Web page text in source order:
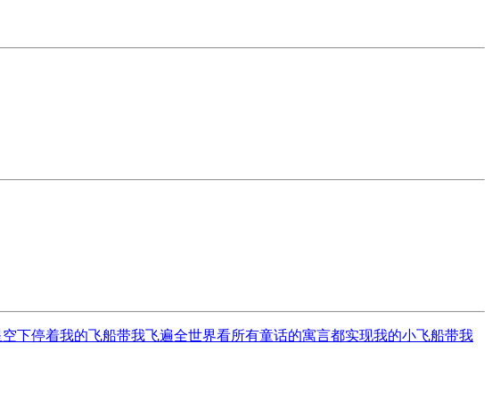
下停着我的飞船带我飞遍全世界看所有童话的寓言都实现我的小飞船带我